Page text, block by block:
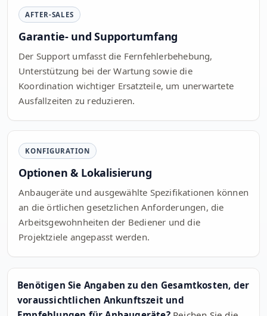
AFTER-SALES
Garantie- und Supportumfang
Der Support umfasst die Fernfehlerbehebung,
Unterstützung bei der Wartung sowie die
Koordination wichtiger Ersatzteile, um unerwartete
Ausfallzeiten zu reduzieren.
KONFIGURATION
Optionen & Lokalisierung
Anbaugeräte und ausgewählte Spezifikationen können
an die örtlichen gesetzlichen Anforderungen, die
Arbeitsgewohnheiten der Bediener und die
Projektziele angepasst werden.
Benötigen Sie Angaben zu den Gesamtkosten, der
voraussichtlichen Ankunftszeit und